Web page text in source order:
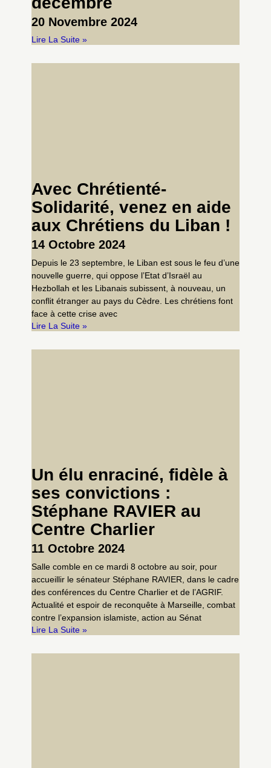
20 Novembre 2024
Lire La Suite »
Avec Chrétienté-
Solidarité, venez en aide
aux Chrétiens du Liban !
14 Octobre 2024
Depuis le 23 septembre, le Liban est sous le feu d’une
nouvelle guerre, qui oppose l’Etat d’Israël au
Hezbollah et les Libanais subissent, à nouveau, un
conflit étranger au pays du Cèdre. Les chrétiens font
face à cette crise avec
Lire La Suite »
Un élu enraciné, fidèle à
ses convictions :
Stéphane RAVIER au
Centre Charlier
11 Octobre 2024
Salle comble en ce mardi 8 octobre au soir, pour
accueillir le sénateur Stéphane RAVIER, dans le cadre
des conférences du Centre Charlier et de l’AGRIF.
Actualité et espoir de reconquête à Marseille, combat
contre l’expansion islamiste, action au Sénat
Lire La Suite »